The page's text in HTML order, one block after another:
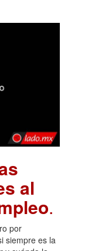
al
.
por
siempre es la